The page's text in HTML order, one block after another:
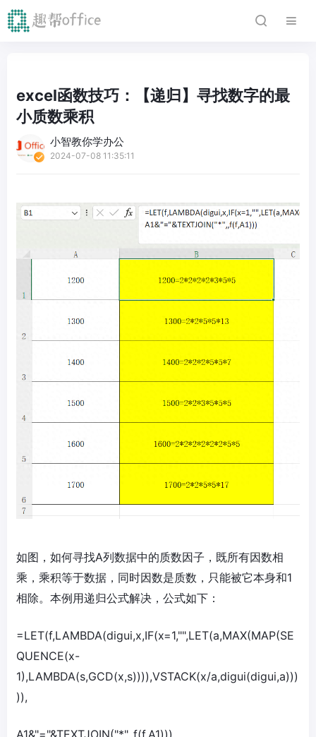
excel函数技巧：【递归】寻找数字的最
小质数乘积
小智教你学办公
2024-07-08 11:35:11
如图，如何寻找A列数据中的质数因子，既所有因数相
乘，乘积等于数据，同时因数是质数，只能被它本身和1
相除。本例用递归公式解决，公式如下：
=LET(f,LAMBDA(digui,x,IF(x=1,"",LET(a,MAX(MAP(SE
QUENCE(x-
1),LAMBDA(s,GCD(x,s)))),VSTACK(x/a,digui(digui,a)))
)),